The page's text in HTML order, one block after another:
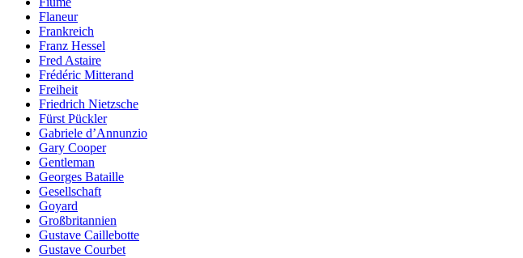
Flaneur
Frankreich
Franz Hessel
Fred Astaire
Frédéric Mitterand
Freiheit
Friedrich Nietzsche
Fürst Pückler
Gabriele d’Annunzio
Gary Cooper
Gentleman
Georges Bataille
Gesellschaft
Goyard
Großbritannien
Gustave Caillebotte
Gustave Courbet